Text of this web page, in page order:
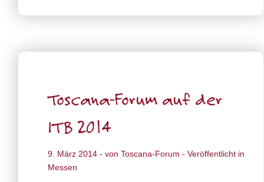
Toscana-Forum auf der
ITB 2014
9. März 2014 - von Toscana-Forum - Veröffentlicht in
Messen